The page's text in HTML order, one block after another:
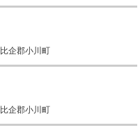
比企郡小川町
比企郡小川町